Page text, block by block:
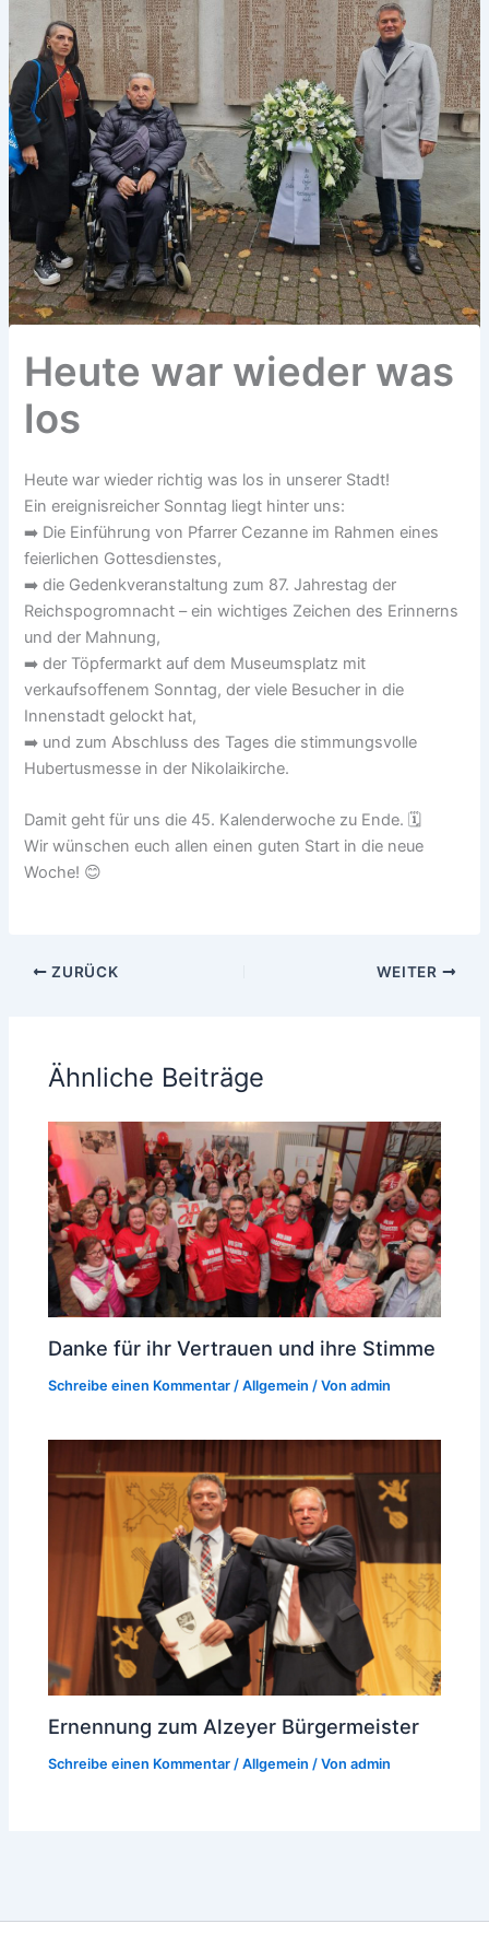
Heute war wieder was
los
Heute war wieder richtig was los in unserer Stadt!
Ein ereignisreicher Sonntag liegt hinter uns:
➡️ Die Einführung von Pfarrer Cezanne im Rahmen eines
feierlichen Gottesdienstes,
➡️ die Gedenkveranstaltung zum 87. Jahrestag der
Reichspogromnacht – ein wichtiges Zeichen des Erinnerns
und der Mahnung,
➡️ der Töpfermarkt auf dem Museumsplatz mit
verkaufsoffenem Sonntag, der viele Besucher in die
Innenstadt gelockt hat,
➡️ und zum Abschluss des Tages die stimmungsvolle
Hubertusmesse in der Nikolaikirche.
Damit geht für uns die 45. Kalenderwoche zu Ende. 🗓️
Wir wünschen euch allen einen guten Start in die neue
Woche! 😊
ZURÜCK WEITER
Ähnliche Beiträge
Danke für ihr Vertrauen und ihre Stimme
Schreibe einen Kommentar /Allgemein / Vonadmin
Ernennung zum Alzeyer Bürgermeister
Schreibe einen Kommentar /Allgemein / Vonadmin